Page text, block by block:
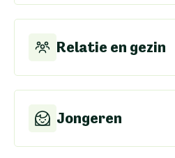
Relatie en gezin
Jongeren